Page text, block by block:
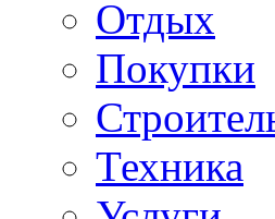
Отдых
Покупки
Техника